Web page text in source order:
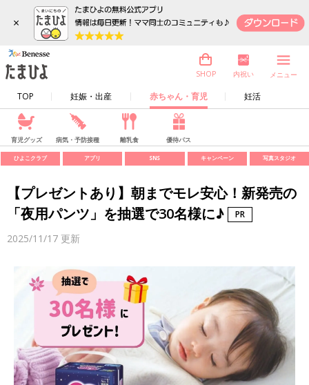
×
TOP 妊娠・出産 赤ちゃん・育児 妊活
SHOP 内祝い メニュー
育児グッズ 病気・予防接種 離乳食 優待パス
ひよこクラブ アプリ SNS キャンペーン 写真スタジオ
【プレゼントあり】朝までモレ安心！新発売の
「夜用パンツ」を抽選で30名様に♪
2025/11/17 更新